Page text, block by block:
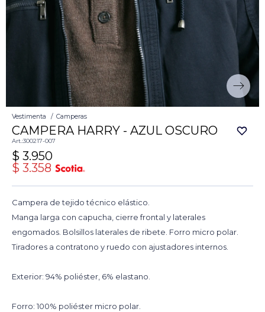
Vestimenta Camperas
CAMPERA HARRY - AZUL OSCURO
300217-007
$ 3.950
$ 3.358
Campera de tejido técnico elástico.
Manga larga con capucha, cierre frontal y laterales
engomados. Bolsillos laterales de ribete. Forro micro polar.
Tiradores a contratono y ruedo con ajustadores internos.
Exterior: 94% poliéster, 6% elastano.
Forro: 100% poliéster micro polar.